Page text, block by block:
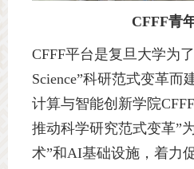
CFFF青
CFFF平台是复旦大学为
Science”科研范式变革而
计算与智能创新学院CFFF
推动科学研究范式变革”
术”和AI基础设施，着力